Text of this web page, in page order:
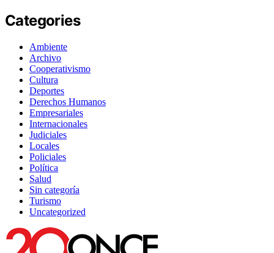
Categories
Ambiente
Archivo
Cooperativismo
Cultura
Deportes
Derechos Humanos
Empresariales
Internacionales
Judiciales
Locales
Policiales
Política
Salud
Sin categoría
Turismo
Uncategorized